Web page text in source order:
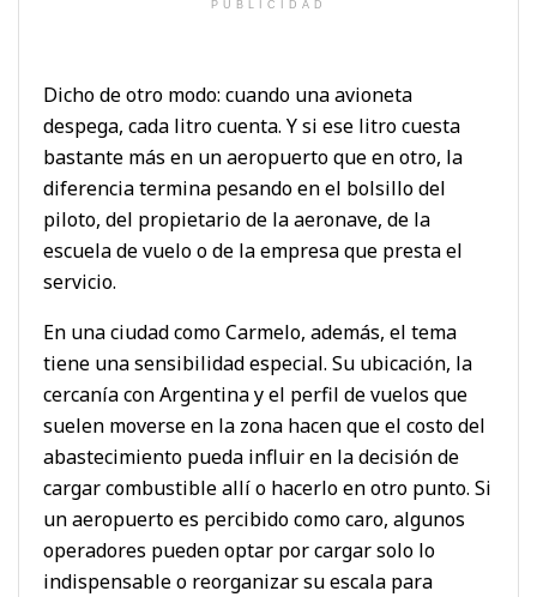
PUBLICIDAD
Dicho de otro modo: cuando una avioneta
despega, cada litro cuenta. Y si ese litro cuesta
bastante más en un aeropuerto que en otro, la
diferencia termina pesando en el bolsillo del
piloto, del propietario de la aeronave, de la
escuela de vuelo o de la empresa que presta el
servicio.
En una ciudad como Carmelo, además, el tema
tiene una sensibilidad especial. Su ubicación, la
cercanía con Argentina y el perfil de vuelos que
suelen moverse en la zona hacen que el costo del
abastecimiento pueda influir en la decisión de
cargar combustible allí o hacerlo en otro punto. Si
un aeropuerto es percibido como caro, algunos
operadores pueden optar por cargar solo lo
indispensable o reorganizar su escala para